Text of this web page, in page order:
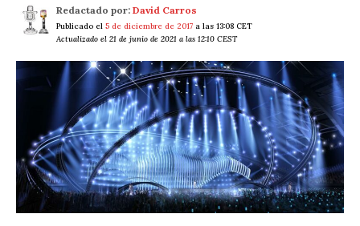
Redactado por: David Carros
Publicado el 5 de diciembre de 2017 a las 13:08 CET
Actualizado el 21 de junio de 2021 a las 12:10 CEST